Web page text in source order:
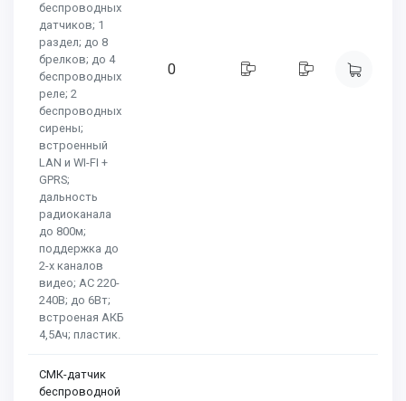
беспроводных
датчиков; 1
раздел; до 8
брелков; до 4
беспроводных
реле; 2
беспроводных
сирены;
встроенный
LAN и WI-FI +
GPRS;
дальность
радиоканала
до 800м;
поддержка до
2-х каналов
видео; AC 220-
240В; до 6Вт;
встроеная АКБ
4,5Ач; пластик.
0
СМК-датчик
беспроводной